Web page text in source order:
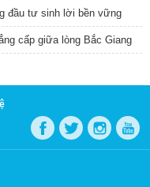
đầu tư sinh lời bền vững
cấp giữa lòng Bắc Giang